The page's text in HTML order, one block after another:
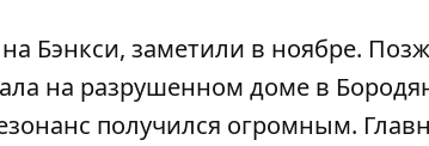
Бэнкси, заметили в ноябре.
на разрушенном доме в
получился огромным.